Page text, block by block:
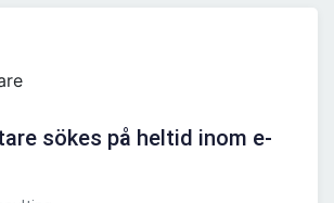
sökes på heltid inom e-